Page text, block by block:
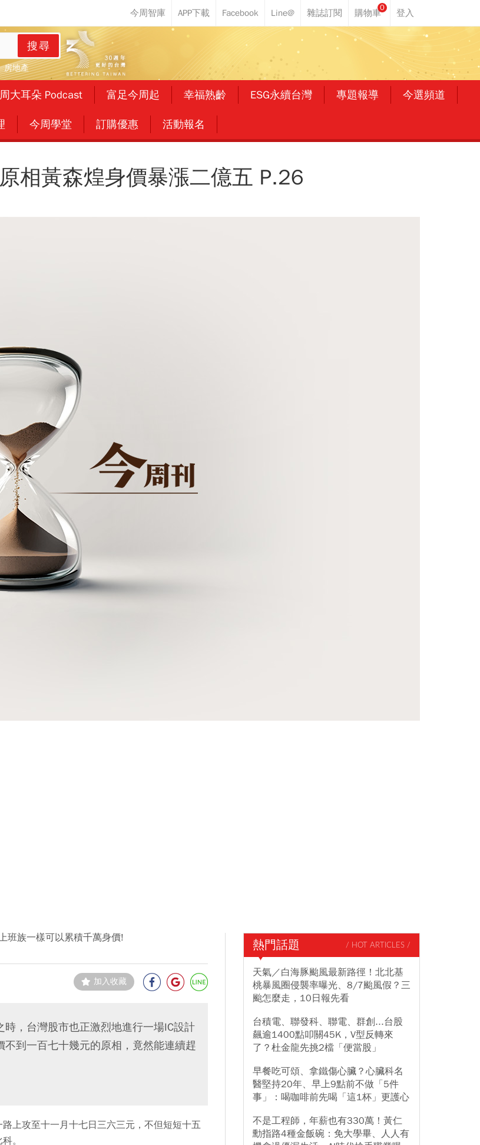
0
搜尋
房地產
大耳朵 Podcast 富足今周起 幸福熟齡 ESG永續台灣 專題報導 今選頻道
今周學堂 訂購優惠 活動報名
相黃森煌身價暴漲二億五 P.26
班族一樣可以累積千萬身價!
加入收藏
，台灣股市也正激烈地進行一場IC設計
到一百七十幾元的原相，竟然能連續趕
上攻至十一月十七日三六三元，不但短短十五
。
熱門話題 / HOT ARTICLES /
天氣／白海豚颱風最新路徑！北北基
桃暴風圈侵襲率曝光、8/7颱風假？三
颱怎麼走，10日報先看
台積電、聯發科、聯電、群創...台股
飆逾1400點叩關45K，V型反轉來
了？杜金龍先挑2檔「便當股」
早餐吃可頌、拿鐵傷心臟？心臟科名
醫堅持20年、早上9點前不做「5件
事」：喝咖啡前先喝「這1杯」更護心
不是工程師，年薪也有330萬！黃仁
勳指路4種金飯碗：免大學畢、人人有